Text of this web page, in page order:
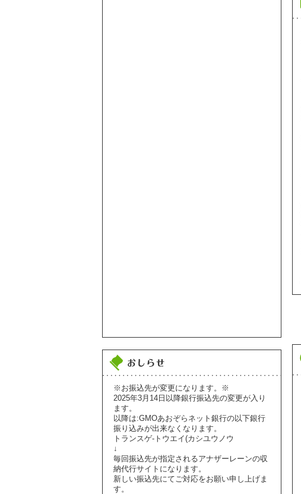
※お振込先が変更になります。※
2025年3月14日以降銀行振込先の変更が入り
ます。
以降は:GMOあおぞらネット銀行の以下銀行
振り込みが出来なくなります。
トランスゲ-トウエイ(カシユウノウ
↓
毎回振込先が指定されるアナザーレーンの収
納代行サイトになります。
新しい振込先にてご対応をお願い申し上げま
す。